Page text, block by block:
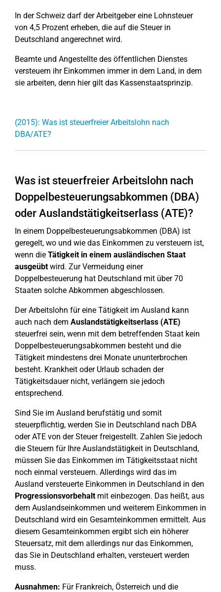
In der Schweiz darf der Arbeitgeber eine Lohnsteuer
von 4,5 Prozent erheben, die auf die Steuer in
Deutschland angerechnet wird.
Beamte und Angestellte des öffentlichen Dienstes
versteuern ihr Einkommen immer in dem Land, in dem
sie arbeiten, denn hier gilt das Kassenstaatsprinzip.
(2015): Was ist steuerfreier Arbeitslohn nach
DBA/ATE?
Was ist steuerfreier Arbeitslohn nach
Doppelbesteuerungsabkommen (DBA)
oder Auslandstätigkeitserlass (ATE)?
In einem Doppelbesteuerungsabkommen (DBA) ist
geregelt, wo und wie das Einkommen zu versteuern ist,
wenn die Tätigkeit in einem ausländischen Staat
ausgeübtwird. Zur Vermeidung einer
Doppelbesteuerung hat Deutschland mit über 70
Staaten solche Abkommen abgeschlossen.
Der Arbeitslohn für eine Tätigkeit im Ausland kann
auch nach dem Auslandstätigkeitserlass (ATE)
steuerfrei sein, wenn mit dem betreffenden Staat kein
Doppelbesteuerungsabkommen besteht und die
Tätigkeit mindestens drei Monate ununterbrochen
besteht. Krankheit oder Urlaub schaden der
Tätigkeitsdauer nicht, verlängern sie jedoch
entsprechend.
Sind Sie im Ausland berufstätig und somit
steuerpflichtig, werden Sie in Deutschland nach DBA
oder ATE von der Steuer freigestellt. Zahlen Sie jedoch
die Steuern für Ihre Auslandstätigkeit in Deutschland,
müssen Sie das Einkommen im Tätigkeitsstaat nicht
noch einmal versteuern. Allerdings wird das im
Ausland versteuerte Einkommen in Deutschland in den
Progressionsvorbehaltmit einbezogen. Das heißt, aus
dem Auslandseinkommen und weiterem Einkommen in
Deutschland wird ein Gesamteinkommen ermittelt. Aus
diesem Gesamteinkommen ergibt sich ein höherer
Steuersatz, mit dem allerdings nur das Einkommen,
das Sie in Deutschland erhalten, versteuert werden
muss.
Ausnahmen: Für Frankreich, Österreich und die